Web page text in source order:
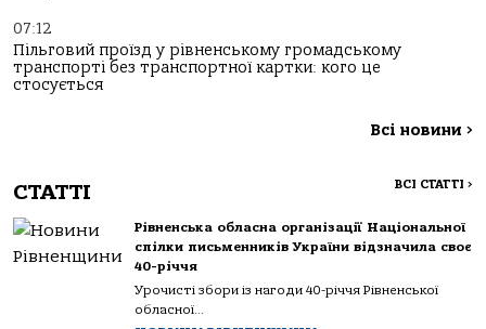
07:12
Пільговий проїзд у рівненському громадському
транспорті без транспортної картки: кого це
стосується
Всі новини >
СТАТТІ ВСІ СТАТТІ >
Рівненська обласна організації Національної
спілки письменників України відзначила своє
40-річчя
Урочисті збори із нагоди 40-річчя Рівненської
обласної...